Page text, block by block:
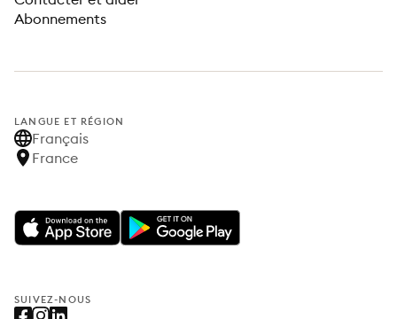
Abonnements
LANGUE ET RÉGION
Français
France
SUIVEZ-NOUS